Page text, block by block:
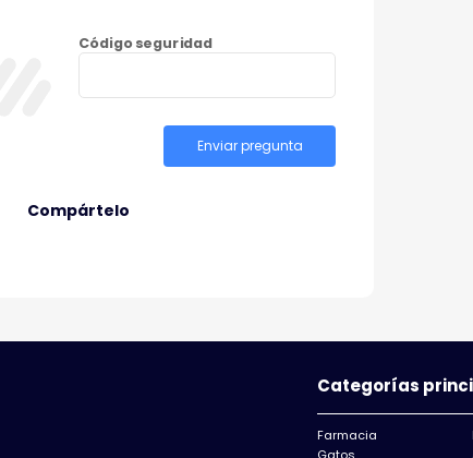
Código seguridad
Enviar pregunta
Compártelo
Categorías
Farmacia